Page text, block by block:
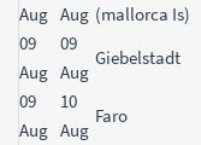
Aug Aug (mallorca Is)
09
Aug
09
Aug
Giebelstadt
09
Aug
10
Aug
Faro